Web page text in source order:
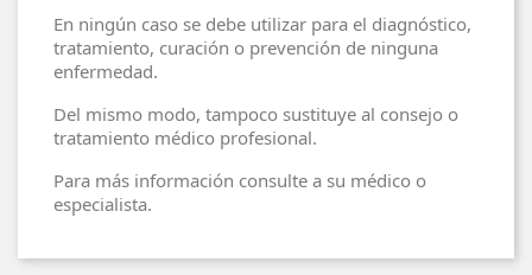
En ningún caso se debe utilizar para el diagnóstico,
tratamiento, curación o prevención de ninguna
enfermedad.
Del mismo modo, tampoco sustituye al consejo o
tratamiento médico profesional.
Para más información consulte a su médico o
especialista.